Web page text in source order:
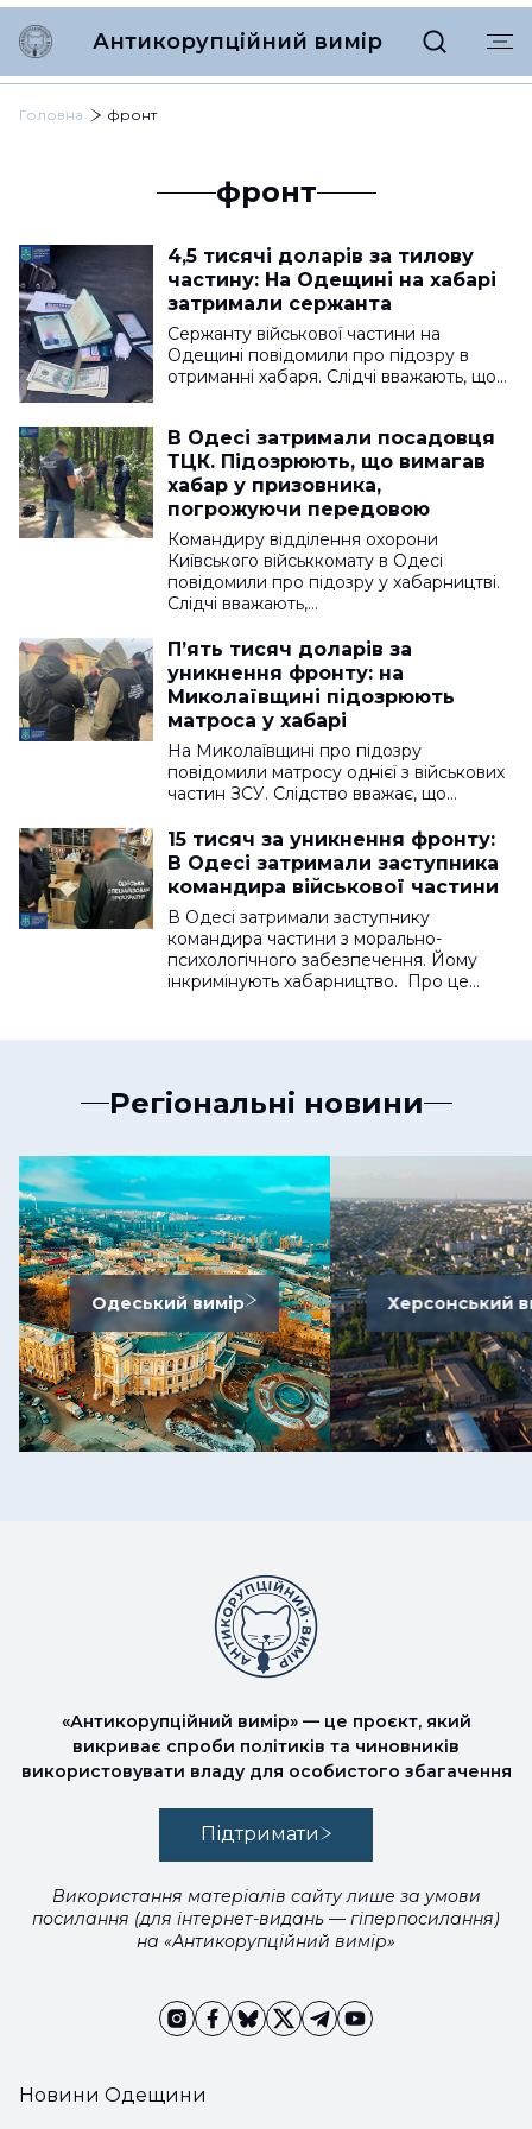
Антикорупційний вимір
Головна фронт
фронт
4,5 тисячі доларів за тилову
частину: На Одещині на хабарі
затримали сержанта
Сержанту військової частини на
Одещині повідомили про підозру в
отриманні хабаря. Слідчі вважають, що…
В Одесі затримали посадовця
ТЦК. Підозрюють, що вимагав
хабар у призовника,
погрожуючи передовою
Командиру відділення охорони
Київського військкомату в Одесі
повідомили про підозру у хабарництві.
Слідчі вважають,…
П’ять тисяч доларів за
уникнення фронту: на
Миколаївщині підозрюють
матроса у хабарі
На Миколаївщині про підозру
повідомили матросу однієї з військових
частин ЗСУ. Слідство вважає, що…
15 тисяч за уникнення фронту:
В Одесі затримали заступника
командира військової частини
В Одесі затримали заступнику
командира частини з морально-
психологічного забезпечення. Йому
інкримінують хабарництво. Про це…
Регіональні новини
Одеський вимір Херсонський
Новини Одещини
«Антикорупційний вимір» — це проєкт, який
викриває спроби політиків та чиновників
використовувати владу для особистого збагачення
Підтримати
Використання матеріалів сайту лише за умови
посилання (для інтернет-видань — гіперпосилання)
на «Антикорупційний вимір»